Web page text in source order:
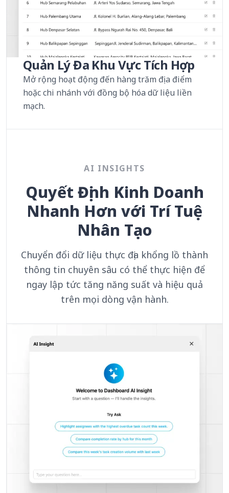
Quản Lý Đa Khu Vực Tích Hợp
Mở rộng hoạt động đến hàng trăm địa điểm
hoặc chi nhánh với đồng bộ hóa dữ liệu liền
mạch.
AI INSIGHTS
Quyết Định Kinh Doanh
Nhanh Hơn với Trí Tuệ
Nhân Tạo
Chuyển đổi dữ liệu thực địa khổng lồ thành
thông tin chuyên sâu có thể thực hiện để
ngay lập tức tăng năng suất và hiệu quả
trên mọi dòng vận hành.